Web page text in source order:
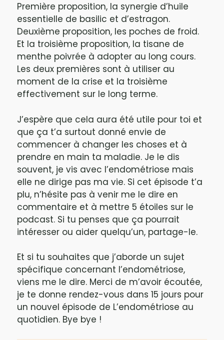
Première proposition, la synergie d’huile
essentielle de basilic et d’estragon.
Deuxième proposition, les poches de froid.
Et la troisième proposition, la tisane de
menthe poivrée à adopter au long cours.
Les deux premières sont à utiliser au
moment de la crise et la troisième
effectivement sur le long terme.
J’espère que cela aura été utile pour toi et
que ça t’a surtout donné envie de
commencer à changer les choses et à
prendre en main ta maladie. Je le dis
souvent, je vis avec l’endométriose mais
elle ne dirige pas ma vie. Si cet épisode t’a
plu, n’hésite pas à venir me le dire en
commentaire et à mettre 5 étoiles sur le
podcast. Si tu penses que ça pourrait
intéresser ou aider quelqu’un, partage-le.
Et si tu souhaites que j’aborde un sujet
spécifique concernant l’endométriose,
viens me le dire. Merci de m’avoir écoutée,
je te donne rendez-vous dans 15 jours pour
un nouvel épisode de L’endométriose au
quotidien. Bye bye !